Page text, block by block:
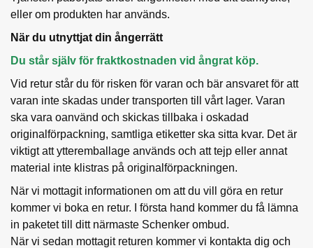
eller om produkten har används.
När du utnyttjat din ångerrätt
Du står själv för fraktkostnaden vid ångrat köp.
Vid retur står du för risken för varan och bär ansvaret för att
varan inte skadas under transporten till vårt lager. Varan
ska vara oanvänd och skickas tillbaka i oskadad
originalförpackning, samtliga etiketter ska sitta kvar. Det är
viktigt att ytteremballage används och att tejp eller annat
material inte klistras på originalförpackningen.
När vi mottagit informationen om att du vill göra en retur
kommer vi boka en retur. I första hand kommer du få lämna
in paketet till ditt närmaste Schenker ombud.
När vi sedan mottagit returen kommer vi kontakta dig och